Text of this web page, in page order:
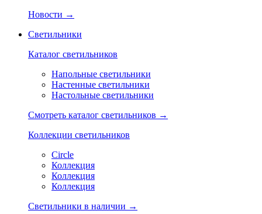
Новости →
Светильники
Каталог светильников
Напольные светильники
Настенные светильники
Настольные светильники
Смотреть каталог светильников →
Коллекции светильников
Circle
Коллекция
Коллекция
Коллекция
Светильники в наличии →